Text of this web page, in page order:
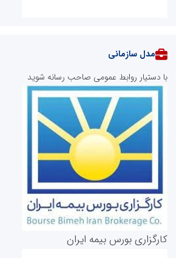
روابط عمومی خبرگزاری گزارش خبر
مدل سازمانی
با دستیار روابط عمومی صاحب رسانه شوید
کارگزاری بورس بیمه ایران